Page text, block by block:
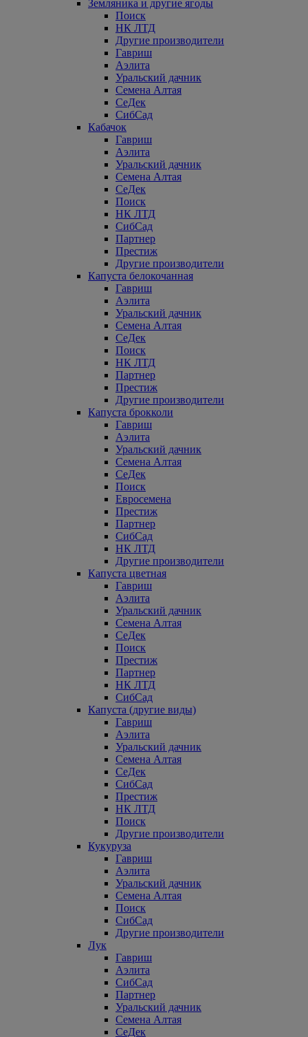
Земляника и другие ягоды
Поиск
НК ЛТД
Другие производители
Гавриш
Аэлита
Уральский дачник
Семена Алтая
СеДек
СибСад
Кабачок
Гавриш
Аэлита
Уральский дачник
Семена Алтая
СеДек
Поиск
НК ЛТД
СибСад
Партнер
Престиж
Другие производители
Капуста белокочанная
Гавриш
Аэлита
Уральский дачник
Семена Алтая
СеДек
Поиск
НК ЛТД
Партнер
Престиж
Другие производители
Капуста брокколи
Гавриш
Аэлита
Уральский дачник
Семена Алтая
СеДек
Поиск
Евросемена
Престиж
Партнер
СибСад
НК ЛТД
Другие производители
Капуста цветная
Гавриш
Аэлита
Уральский дачник
Семена Алтая
СеДек
Поиск
Престиж
Партнер
НК ЛТД
СибСад
Капуста (другие виды)
Гавриш
Аэлита
Уральский дачник
Семена Алтая
СеДек
СибСад
Престиж
НК ЛТД
Поиск
Другие производители
Кукуруза
Гавриш
Аэлита
Уральский дачник
Семена Алтая
Поиск
СибСад
Другие производители
Лук
Гавриш
Аэлита
СибСад
Партнер
Уральский дачник
Семена Алтая
СеДек